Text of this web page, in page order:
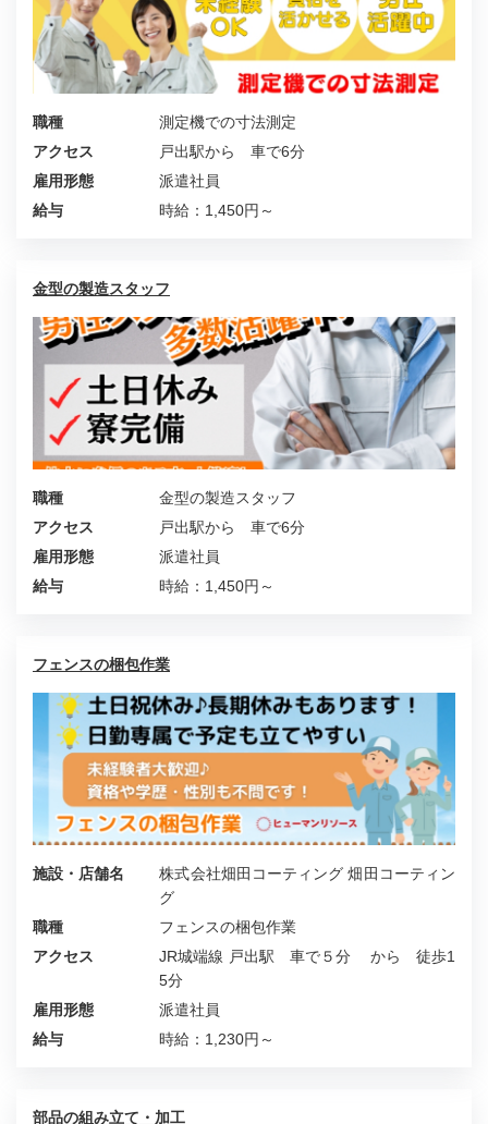
職種
測定機での寸法測定
アクセス
戸出駅から 車で6分
雇用形態
派遣社員
給与
時給：1,450円～
金型の製造スタッフ
職種
金型の製造スタッフ
アクセス
戸出駅から 車で6分
雇用形態
派遣社員
給与
時給：1,450円～
フェンスの梱包作業
施設・店舗名
株式会社畑田コーティング 畑田コーティン
グ
職種
フェンスの梱包作業
アクセス
JR城端線 戸出駅 車で５分 から 徒歩1
5分
雇用形態
派遣社員
給与
時給：1,230円～
部品の組み立て・加工